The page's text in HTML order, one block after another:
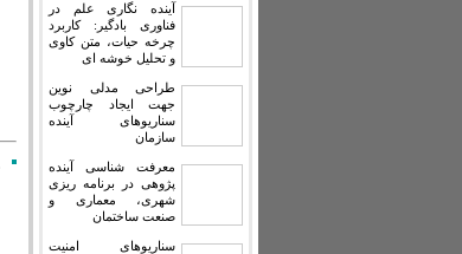
آینده نگاری علم در
فناوری بادگیر: کاربرد
چرخه حیات، متن کاوی
و تحلیل خوشه ای
طراحی مدلی نوین
جهت ایجاد چارچوب
سناریوهای آینده
سازمان
معرفت شناسی آینده
پژوهی در برنامه ریزی
شهری، معماری و
صنعت ساختمان
سناریوهای امنیت